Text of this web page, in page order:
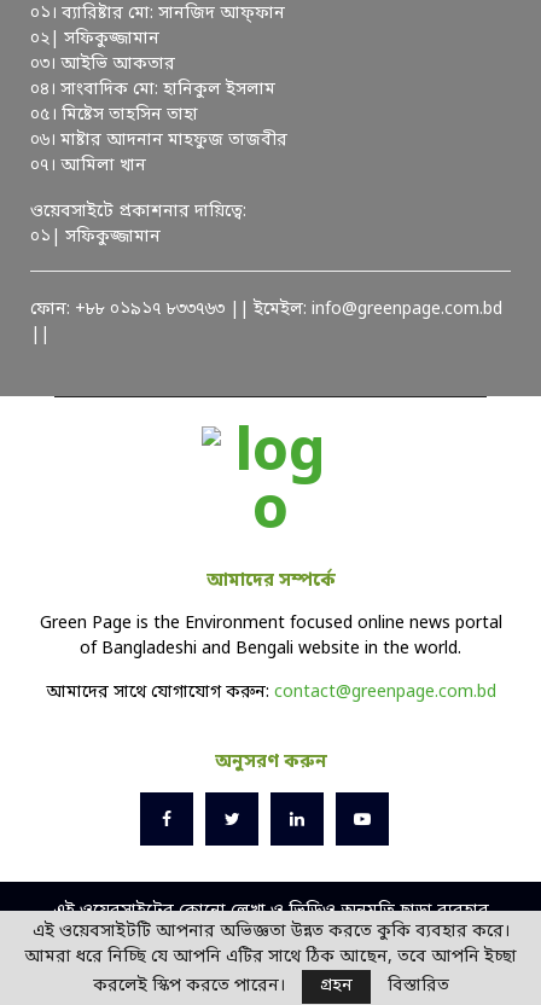
০১। ব্যারিষ্টার মো: সানজিদ আফ্ফান
০২| সফিকুজ্জামান
০৩। আইভি আকতার
০৪। সাংবাদিক মো: হানিকুল ইসলাম
০৫। মিষ্টেস তাহসিন তাহা
০৬। মাষ্টার আদনান মাহফুজ তাজবীর
০৭। আমিলা খান
ওয়েবসাইটে প্রকাশনার দায়িত্বে:
০১| সফিকুজ্জামান
ফোন: +৮৮ ০১৯১৭ ৮৩৩৭৬৩ || ইমেইল: info@greenpage.com.bd
আমাদের সম্পর্কে
Green Page is the Environment focused online news portal
of Bangladeshi and Bengali website in the world.
আমাদের সাথে যোগাযোগ করুন: contact@greenpage.com.bd
অনুসরণ করুন
এই ওয়েবসাইটের কোনো লেখা ও ভিডিও অনুমতি ছাড়া ব্যবহার
বেআইনি।
ডিজাইন ও ডেভলপ -সোলবিডি
এই ওয়েবসাইটটি আপনার অভিজ্ঞতা উন্নত করতে কুকি ব্যবহার করে।
আমরা ধরে নিচ্ছি যে আপনি এটির সাথে ঠিক আছেন, তবে আপনি ইচ্ছা
করলেই স্কিপ করতে পারেন।
গ্রহন বিস্তারিত